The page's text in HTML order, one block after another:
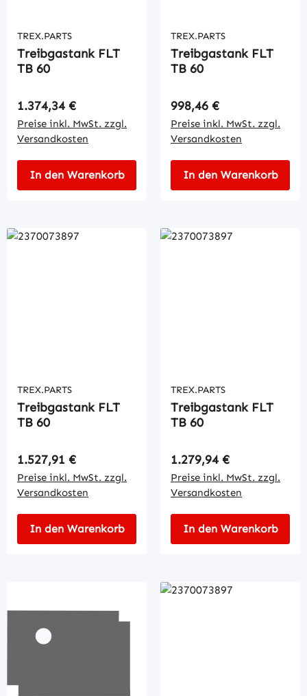
TREX.PARTS
Treibgastank FLT
TB 60
Regulärer Preis:
1.374,34 €
Preise inkl. MwSt. zzgl.
Versandkosten
In den Warenkorb
TREX.PARTS
Treibgastank FLT
TB 60
Regulärer Preis:
998,46 €
Preise inkl. MwSt. zzgl.
Versandkosten
In den Warenkorb
TREX.PARTS
Treibgastank FLT
TB 60
Regulärer Preis:
1.527,91 €
Preise inkl. MwSt. zzgl.
Versandkosten
In den Warenkorb
TREX.PARTS
Treibgastank FLT
TB 60
Regulärer Preis:
1.279,94 €
Preise inkl. MwSt. zzgl.
Versandkosten
In den Warenkorb